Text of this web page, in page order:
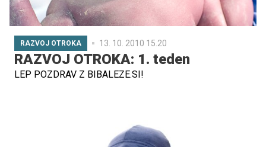
RAZVOJ OTROKA 13. 10. 2010 15.20
RAZVOJ OTROKA: 1. teden
LEP POZDRAV Z BIBALEZE.SI!